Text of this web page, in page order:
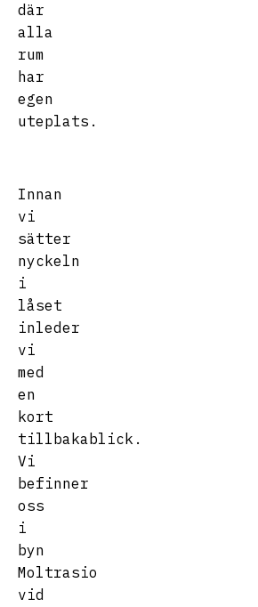
där
alla
rum
har
egen
uteplats.
Innan
vi
sätter
nyckeln
i
låset
inleder
vi
med
en
kort
tillbakablick.
Vi
befinner
oss
i
byn
Moltrasio
vid